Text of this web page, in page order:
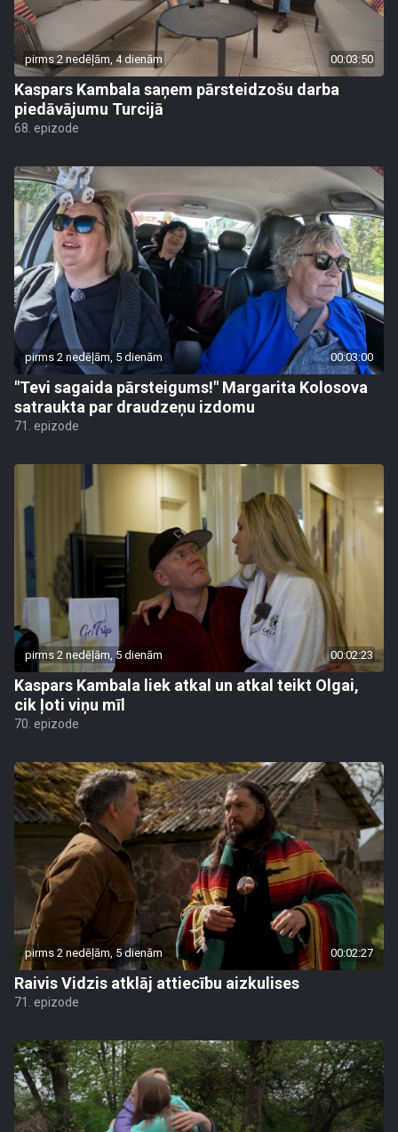
pirms 2 nedēļām, 4 dienām 00:03:50
Kaspars Kambala saņem pārsteidzošu darba
piedāvājumu Turcijā
68. epizode
pirms 2 nedēļām, 5 dienām 00:03:00
"Tevi sagaida pārsteigums!" Margarita Kolosova
satraukta par draudzeņu izdomu
71. epizode
pirms 2 nedēļām, 5 dienām 00:02:23
Kaspars Kambala liek atkal un atkal teikt Olgai,
cik ļoti viņu mīl
70. epizode
pirms 2 nedēļām, 5 dienām 00:02:27
Raivis Vidzis atklāj attiecību aizkulises
71. epizode